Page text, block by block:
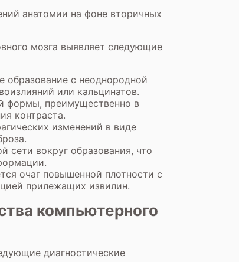
анатомии на фоне вторичных
мозга выявляет следующие
образование с неоднородной
или кальцинатов.
формы, преимущественно в
контраста.
изменений в виде
сети вокруг образования, что
очаг повышенной плотности с
прилежащих извилин.
компьютерного
диагностические